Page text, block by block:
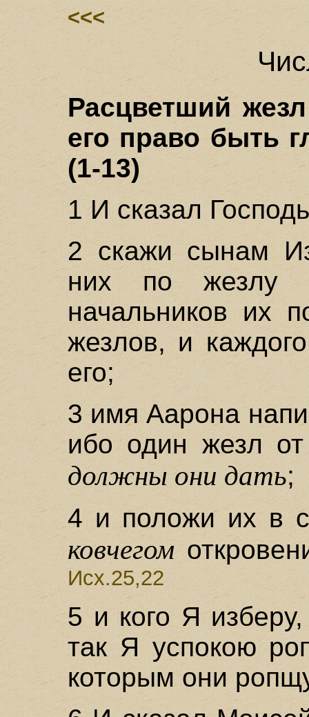
<<<
Расцветший
его право быть
(1-13)
1 И сказал
2 скажи сынам
них по жезлу
начальников их
жезлов, и
его;
3 имя Аарона
ибо один жезл
должны они дать;
4 и положи их в
ковчегом
Исх.25,22
5 и кого Я
так Я успокою
которым они